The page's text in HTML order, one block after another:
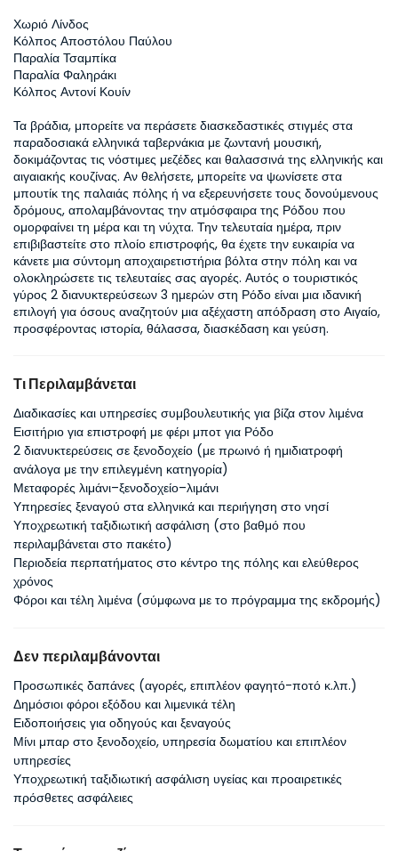
Χωριό Λίνδος
Κόλπος Αποστόλου Παύλου
Παραλία Τσαμπίκα
Παραλία Φαληράκι
Κόλπος Αντονί Κουίν
Τα βράδια, μπορείτε να περάσετε διασκεδαστικές στιγμές στα
παραδοσιακά ελληνικά ταβερνάκια με ζωντανή μουσική,
δοκιμάζοντας τις νόστιμες μεζέδες και θαλασσινά της ελληνικής και
αιγαιακής κουζίνας. Αν θελήσετε, μπορείτε να ψωνίσετε στα
μπουτίκ της παλαιάς πόλης ή να εξερευνήσετε τους δονούμενους
δρόμους, απολαμβάνοντας την ατμόσφαιρα της Ρόδου που
ομορφαίνει τη μέρα και τη νύχτα. Την τελευταία ημέρα, πριν
επιβιβαστείτε στο πλοίο επιστροφής, θα έχετε την ευκαιρία να
κάνετε μια σύντομη αποχαιρετιστήρια βόλτα στην πόλη και να
ολοκληρώσετε τις τελευταίες σας αγορές. Αυτός ο τουριστικός
γύρος 2 διανυκτερεύσεων 3 ημερών στη Ρόδο είναι μια ιδανική
επιλογή για όσους αναζητούν μια αξέχαστη απόδραση στο Αιγαίο,
προσφέροντας ιστορία, θάλασσα, διασκέδαση και γεύση.
Τι Περιλαμβάνεται
Διαδικασίες και υπηρεσίες συμβουλευτικής για βίζα στον λιμένα
Εισιτήριο για επιστροφή με φέρι μποτ για Ρόδο
2 διανυκτερεύσεις σε ξενοδοχείο (με πρωινό ή ημιδιατροφή
ανάλογα με την επιλεγμένη κατηγορία)
Μεταφορές λιμάνι–ξενοδοχείο–λιμάνι
Υπηρεσίες ξεναγού στα ελληνικά και περιήγηση στο νησί
Υποχρεωτική ταξιδιωτική ασφάλιση (στο βαθμό που
περιλαμβάνεται στο πακέτο)
Περιοδεία περπατήματος στο κέντρο της πόλης και ελεύθερος
χρόνος
Φόροι και τέλη λιμένα (σύμφωνα με το πρόγραμμα της εκδρομής)
Δεν περιλαμβάνονται
Προσωπικές δαπάνες (αγορές, επιπλέον φαγητό-ποτό κ.λπ.)
Δημόσιοι φόροι εξόδου και λιμενικά τέλη
Ειδοποιήσεις για οδηγούς και ξεναγούς
Μίνι μπαρ στο ξενοδοχείο, υπηρεσία δωματίου και επιπλέον
υπηρεσίες
Υποχρεωτική ταξιδιωτική ασφάλιση υγείας και προαιρετικές
πρόσθετες ασφάλειες